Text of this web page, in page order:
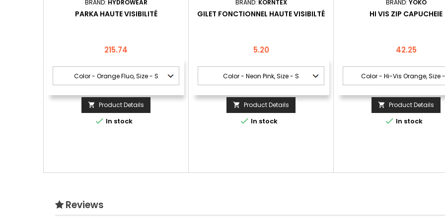
BRAND: HYDROWEAR
PARKA HAUTE VISIBILITÉ
Price
215.74
 Product Details
 In stock
BRAND: KORNTEX
GILET FONCTIONNEL HAUTE VISIBILTÉ
Price
5.20
 Product Details
 In stock
BRAND: YOKO
HI VIS ZIP CAPUCHEIE
Price
42.25
 Product Details
 In stock
Reviews